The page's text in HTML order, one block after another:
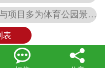
下一篇: 杭州园林：公司参与项目多为体育公园景观方案设计
表
 